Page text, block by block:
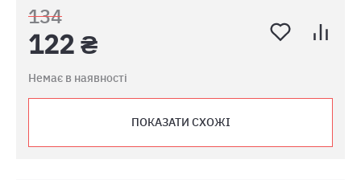
134
122 ₴
Немає в наявності
ПОКАЗАТИ СХОЖІ